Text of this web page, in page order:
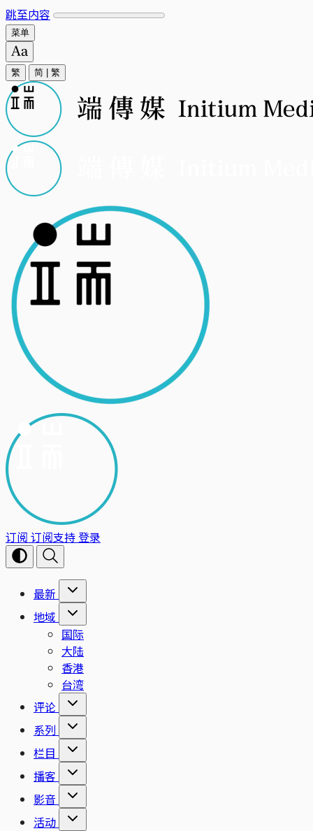
跳至内容
菜单
繁 简 繁
订阅 订阅支持登录
最新
地域
国际
大陆
香港
台湾
评论
系列
栏目
播客
影音
活动